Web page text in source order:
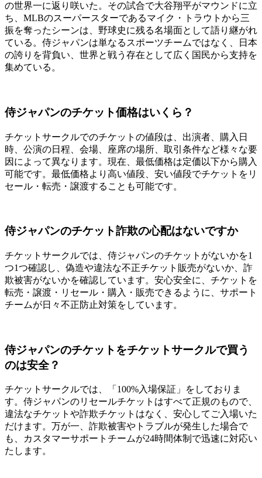
の世界一に返り咲いた。その試合で大谷翔平がマウンドに立
ち、MLBのスーパースターであるマイク・トラウトから三
振を奪ったシーンは、野球史に残る名場面として語り継がれ
ている。侍ジャパンは単なるスポーツチームではなく、日本
の誇りを背負い、世界と戦う存在として広く国民から支持を
集めている。
侍ジャパンのチケット価格はいくら？
チケットサークルでのチケットの値段は、出演者、購入日
時、公演の日程、会場、座席の場所、取引条件など様々な要
因によって異なります。現在、最低価格は定価以下から購入
可能です。最低価格より高い値段、安い値段でチケットをリ
セール・転売・譲渡することも可能です。
侍ジャパンのチケット詐欺の心配はないですか
チケットサークルでは、侍ジャパンのチケットがないかを1
つ1つ確認し、偽造や違法な不正チケット販売がないか、詐
欺被害がないかを確認しています。安心安全に、チケットを
転売・譲渡・リセール・購入・販売できるように、サポート
チームが日々不正防止対策をしています。
侍ジャパンのチケットをチケットサークルで買う
のは安全？
チケットサークルでは、「100%入場保証」をしておりま
す。侍ジャパンのリセールチケットはすべて正規のもので、
違法なチケットや詐欺チケットはなく、安心してご入場いた
だけます。万が一、詐欺被害やトラブルが発生した場合で
も、カスタマーサポートチームが24時間体制で迅速に対応い
たします。